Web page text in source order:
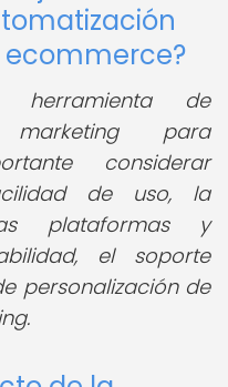
de
para
considerar
de uso, la
plataformas y
el soporte
personalización de